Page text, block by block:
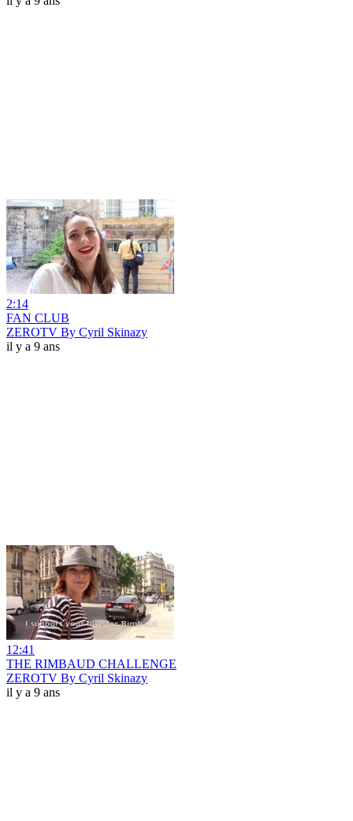
2:14
FAN CLUB
ZEROTV By Cyril Skinazy
il y a 9 ans
12:41
THE RIMBAUD CHALLENGE
ZEROTV By Cyril Skinazy
il y a 9 ans